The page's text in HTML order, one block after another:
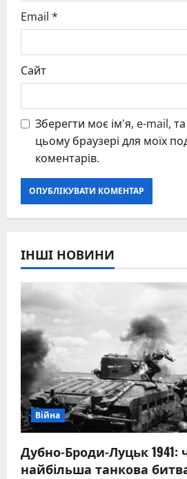
Email *
Сайт
Зберегти моє ім'я, e-mail,
цьому браузері для моїх
коментарів.
ІНШІ НОВИНИ
Війна
Дубно-Броди-Луцьк 1941:
найбільша танкова